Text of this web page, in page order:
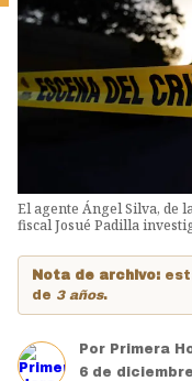
El agente Ángel Silva, de
fiscal Josué Padilla
Nota de archivo:
de 3 años.
Por Primera
6 de